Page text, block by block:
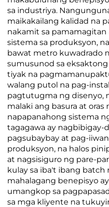
Background Wall, Eco-
Friendly na Materyal,
Maramihang Kulay na
Available
sa industriya.
maikakailang kalidad na
nakamit sa
sistema sa produksyon,
bawat metro kuwadrado
sumusunod sa
tiyak na
walang putol na pag-
pagtutugma ng disenyo,
malaki ang basura at
napapanahong sistema
tagagawa ay nagbibigay-
pagsubaybay at pag-
produksyon, na halos
at nagsisiguro ng pare-
kulay sa iba't ibang batch
mahalagang benepisyo
umangkop sa
sa mga kliyente na